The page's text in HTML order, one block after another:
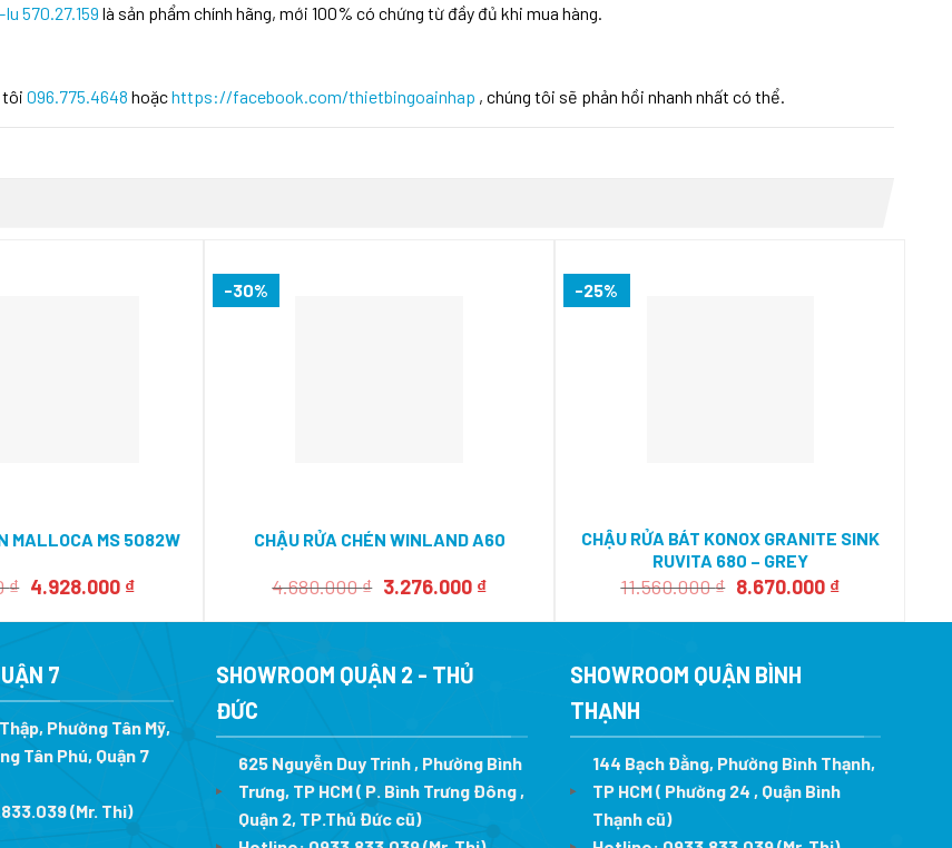
570.27.159 là sản phẩm chính hãng, mới 100% có chứng từ đầy đủ khi mua hàng.
tôi 096.775.4648 hoặchttps://facebook.com/thietbingoainhap , chúng tôi sẽ phản hồi nhanh nhất có thể.
MALLOCA MS 5082W
₫ Giá
là:
4.928.000 ₫Giá
tại
4.928.000 ₫.
-30%
CHẬU RỬA CHÉN WINLAND A60
4.680.000₫ Giá
là:
3.276.000 ₫Giá
tại
3.276.000 ₫.
-25%
CHẬU RỬA BÁT KONOX GRANITE SINK
RUVITA 680 – GREY
11.560.000₫ Giá
là:
8.670.000 ₫Giá
tại
7
Phường Tân Mỹ,
Tân Phú, Quận 7
(Mr. Thi)
SHOWROOM QUẬN 2 - THỦ
ĐỨC
625 Nguyễn Duy Trinh , Phường Bình
Trưng, TP HCM ( P. Bình Trưng Đông ,
Quận 2, TP.Thủ Đức cũ)
SHOWROOM QUẬN BÌNH
THẠNH
144 Bạch Đằng, Phường Bình Thạnh,
TP HCM ( Phường 24 , Quận Bình
Thạnh cũ)